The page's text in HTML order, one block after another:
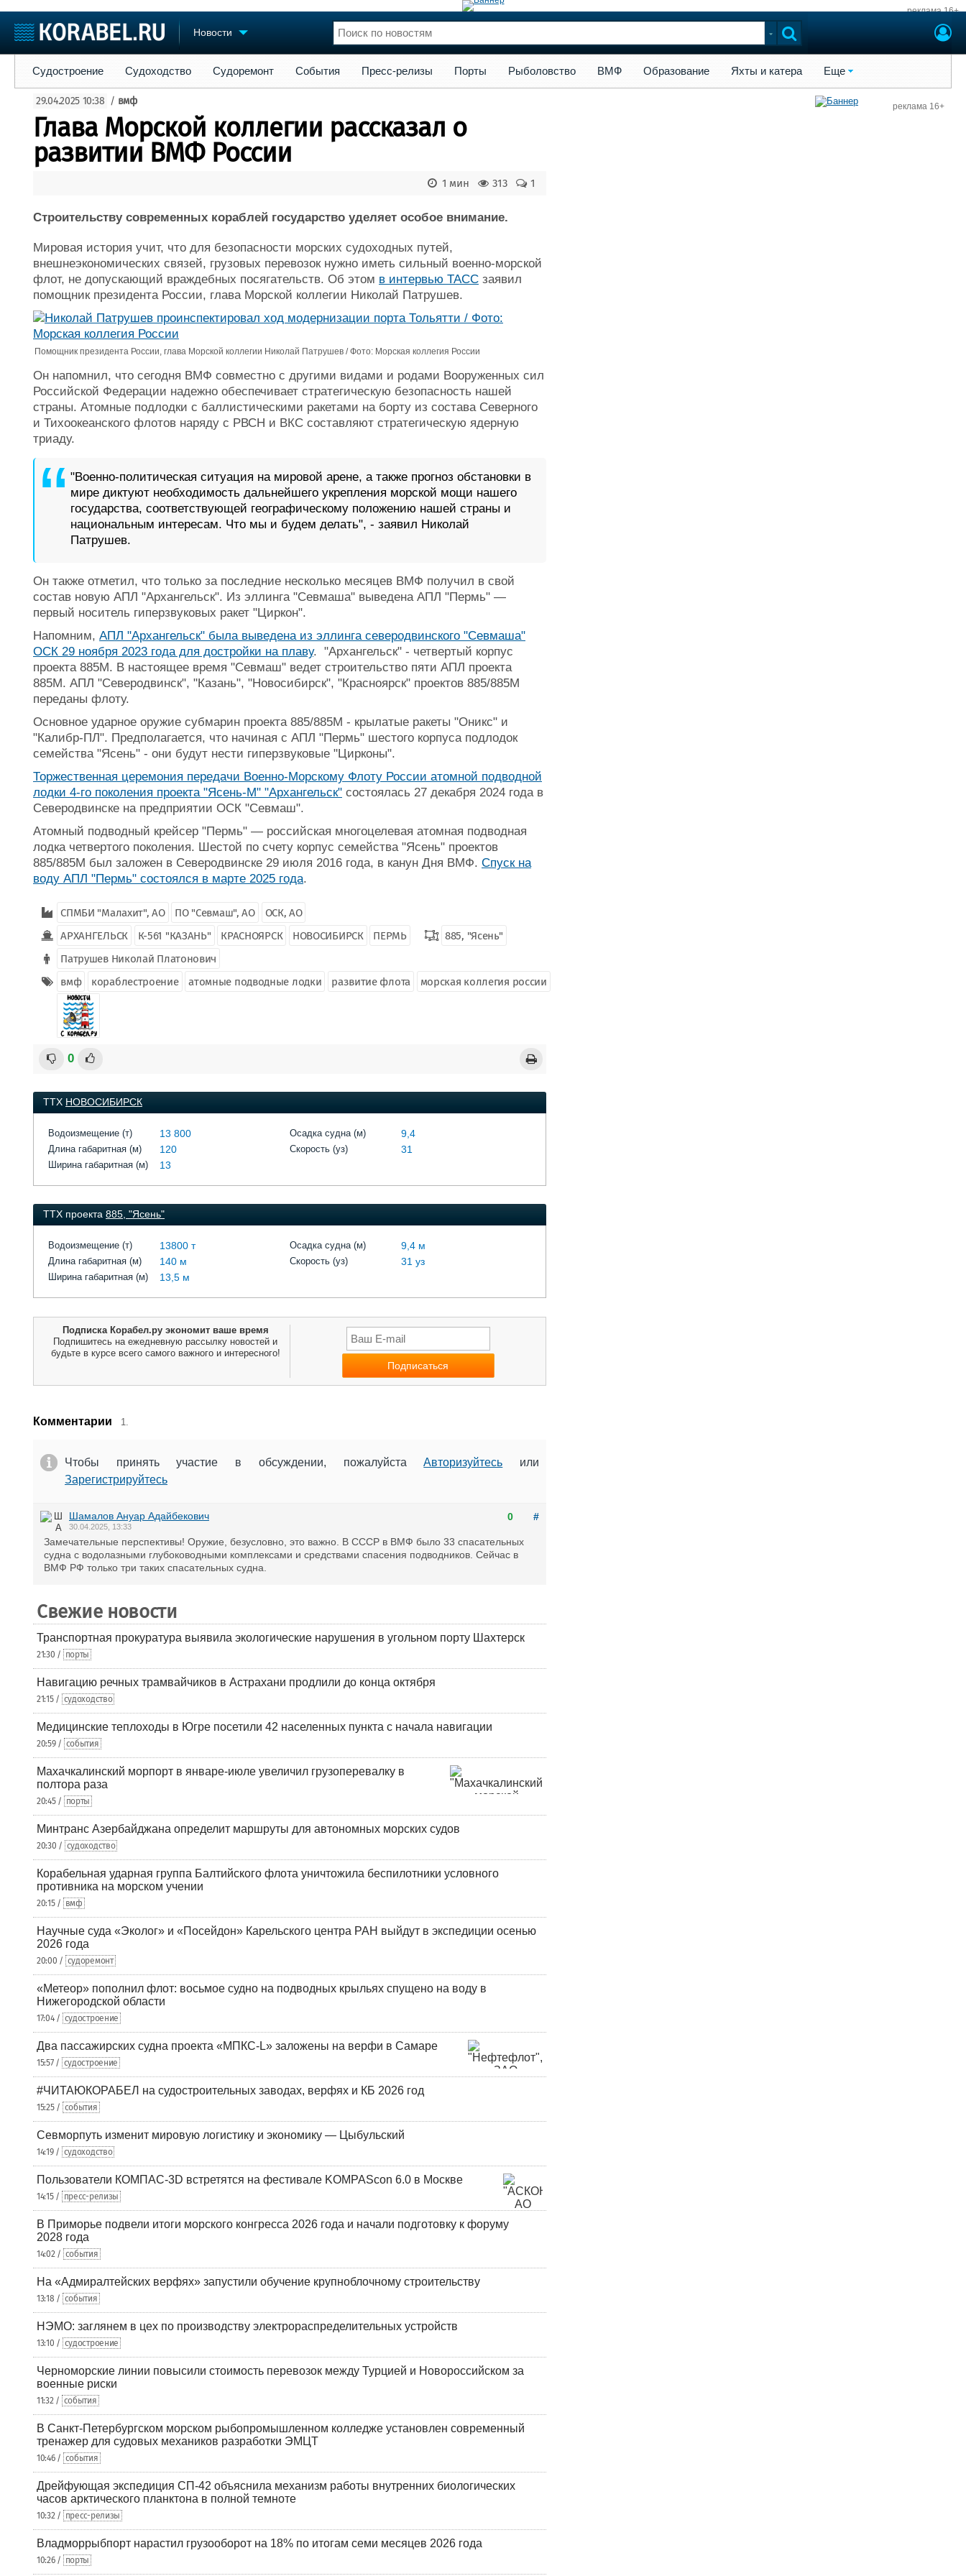
реклама 16+
Новости
Судостроение
Пульс
Новости
Репутация
Журнал
Реклама
Торговая площадка
Доска объявлений
Продажа флота
Оборудование
Изделия
Конференции
Личности
Флот
Форум
Судостроение Судоходство Судоремонт События Пресс-релизы Порты Рыболовство ВМФ Образование Яхты и катера Еще
29.04.2025 10:38 / вмф
Глава Морской коллегии рассказал о
развитии ВМФ России
1
313
1 мин
Строительству современных кораблей государство уделяет особое внимание.
Мировая история учит, что для безопасности морских судоходных путей,
внешнеэкономических связей, грузовых перевозок нужно иметь сильный военно-морской
флот, не допускающий враждебных посягательств. Об этом в интервью ТАСС заявил
помощник президента России, глава Морской коллегии Николай Патрушев.
Помощник президента России, глава Морской коллегии Николай Патрушев / Фото: Морская коллегия России
Он напомнил, что сегодня ВМФ совместно с другими видами и родами Вооруженных сил
Российской Федерации надежно обеспечивает стратегическую безопасность нашей
страны. Атомные подлодки с баллистическими ракетами на борту из состава Северного
и Тихоокеанского флотов наряду с РВСН и ВКС составляют стратегическую ядерную
триаду.
"Военно-политическая ситуация на мировой арене, а также прогноз обстановки в
мире диктуют необходимость дальнейшего укрепления морской мощи нашего
государства, соответствующей географическому положению нашей страны и
национальным интересам. Что мы и будем делать", - заявил Николай
Патрушев.
Он также отметил, что только за последние несколько месяцев ВМФ получил в свой
состав новую АПЛ "Архангельск". Из эллинга "Севмаша" выведена АПЛ "Пермь" —
первый носитель гиперзвуковых ракет "Циркон".
Напомним, АПЛ "Архангельск" была выведена из эллинга северодвинского "Севмаша"
ОСК 29 ноября 2023 года для достройки на плаву. "Архангельск" - четвертый корпус
проекта 885М. В настоящее время "Севмаш" ведет строительство пяти АПЛ проекта
885М. АПЛ "Северодвинск", "Казань", "Новосибирск", "Красноярск" проектов 885/885М
переданы флоту.
Основное ударное оружие субмарин проекта 885/885М - крылатые ракеты "Оникс" и
"Калибр-ПЛ". Предполагается, что начиная с АПЛ "Пермь" шестого корпуса подлодок
семейства "Ясень" - они будут нести гиперзвуковые "Цирконы".
Торжественная церемония передачи Военно-Морскому Флоту России атомной подводной
лодки 4-го поколения проекта "Ясень-М" "Архангельск" состоялась 27 декабря 2024 года в
Северодвинске на предприятии ОСК "Севмаш".
Атомный подводный крейсер "Пермь" — российская многоцелевая атомная подводная
лодка четвертого поколения. Шестой по счету корпус семейства "Ясень" проектов
885/885М был заложен в Северодвинске 29 июля 2016 года, в канун Дня ВМФ. Спуск на
воду АПЛ "Пермь" состоялся в марте 2025 года.
СПМБИ "Малахит", АО ПО "Севмаш", АО
ОСК, АО
АРХАНГЕЛЬСК
К-561 "КАЗАНЬ" КРАСНОЯРСК НОВОСИБИРСК ПЕРМЬ
885, "Ясень"
Патрушев Николай Платонович
вмф
кораблестроение атомные подводные лодки развитие флота морская коллегия россии
0
ТТХ НОВОСИБИРСК
Водоизмещение (т) 13 800
Длина габаритная (м) 120
Ширина габаритная (м) 13
Осадка судна (м) 9,4
Скорость (уз) 31
ТТХ проекта 885, "Ясень"
Водоизмещение (т) 13800 т
Длина габаритная (м) 140 м
Ширина габаритная (м) 13,5 м
Осадка судна (м) 9,4 м
Скорость (уз) 31 уз
Подписка Корабел.ру экономит ваше время
Подпишитесь на ежедневную рассылку новостей и
будьте в курсе всего самого важного и интересного!
Комментарии 1.
Чтобы принять участие в обсуждении, пожалуйстаАвторизуйтесь или
Зарегистрируйтесь
0 #
Шамалов Ануар Адайбекович
30.04.2025, 13:33
Замечательные перспективы! Оружие, безусловно, это важно. В СССР в ВМФ было 33 спасательных
судна с водолазными глубоководными комплексами и средствами спасения подводников. Сейчас в
ВМФ РФ только три таких спасательных судна.
Свежие новости
Транспортная прокуратура выявила экологические нарушения в угольном порту Шахтерск
21:30 / порты
Навигацию речных трамвайчиков в Астрахани продлили до конца октября
21:15 / судоходство
Медицинские теплоходы в Югре посетили 42 населенных пункта с начала навигации
20:59 / события
Махачкалинский морпорт в январе-июле увеличил грузоперевалку в
полтора раза
20:45 / порты
Минтранс Азербайджана определит маршруты для автономных морских судов
20:30 / судоходство
Корабельная ударная группа Балтийского флота уничтожила беспилотники условного
противника на морском учении
20:15 / вмф
Научные суда «Эколог» и «Посейдон» Карельского центра РАН выйдут в экспедиции осенью
2026 года
20:00 / судоремонт
«Метеор» пополнил флот: восьмое судно на подводных крыльях спущено на воду в
Нижегородской области
17:04 / судостроение
Два пассажирских судна проекта «МПКС-L» заложены на верфи в Самаре
15:57 / судостроение
#ЧИТАЮКОРАБЕЛ на судостроительных заводах, верфях и КБ 2026 год
15:25 / события
Севморпуть изменит мировую логистику и экономику — Цыбульский
14:19 / судоходство
Пользователи КОМПАС-3D встретятся на фестивале KOMPAScon 6.0 в Москве
14:15 / пресс-релизы
В Приморье подвели итоги морского конгресса 2026 года и начали подготовку к форуму
2028 года
14:02 / события
На «Адмиралтейских верфях» запустили обучение крупноблочному строительству
13:18 / события
НЭМО: заглянем в цех по производству электрораспределительных устройств
13:10 / судостроение
Черноморские линии повысили стоимость перевозок между Турцией и Новороссийском за
военные риски
11:32 / события
В Санкт-Петербургском морском рыбопромышленном колледже установлен современный
тренажер для судовых механиков разработки ЭМЦТ
10:46 / события
Дрейфующая экспедиция СП-42 объяснила механизм работы внутренних биологических
часов арктического планктона в полной темноте
10:32 / пресс-релизы
Владморрыбпорт нарастил грузооборот на 18% по итогам семи месяцев 2026 года
10:26 / порты
реклама 16+